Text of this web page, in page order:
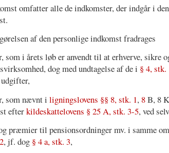
omfatter alle de indkomster, der indgår i
af den personlige indkomst fradrages
som i årets løb er anvendt til at erhverve, sikre
dog med undtagelse af de i § 4, stk.
som nævnt i ligningslovens §§ 8, stk. 1, 8B, 8
efterkildeskattelovens § 25 A, stk. 3-5, ved
præmier til pensionsordninger mv. i samme
, jf. dog § 4 a, stk. 3,